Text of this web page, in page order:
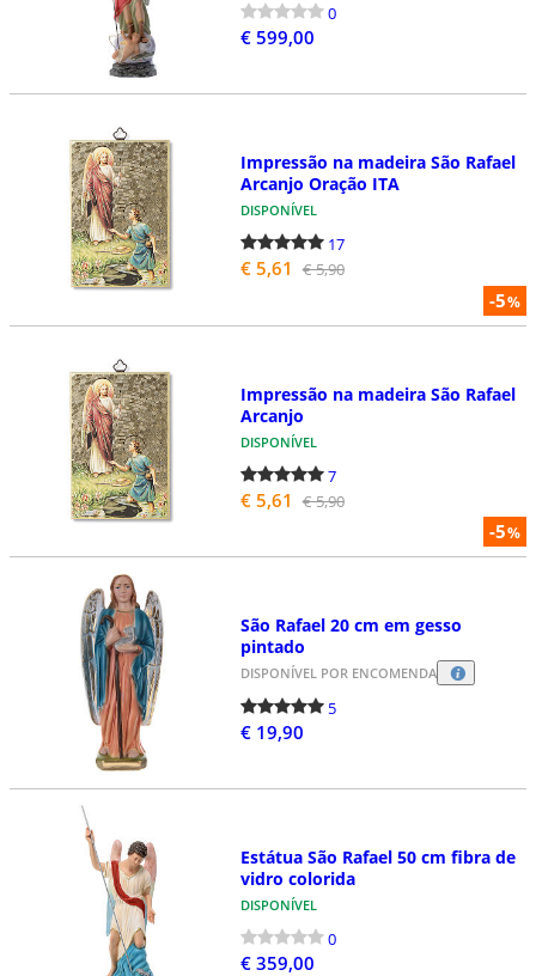
0
€ 599,00
-5%
Impressão na madeira São Rafael
Arcanjo Oração ITA
DISPONÍVEL
17
€ 5,61 € 5,90
-5%
Impressão na madeira São Rafael
Arcanjo
DISPONÍVEL
7
€ 5,61 € 5,90
São Rafael 20 cm em gesso
pintado
DISPONÍVEL POR ENCOMENDA
5
€ 19,90
Estátua São Rafael 50 cm fibra de
vidro colorida
DISPONÍVEL
0
€ 359,00